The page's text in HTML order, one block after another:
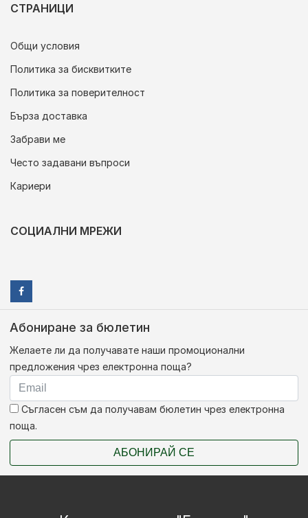
СТРАНИЦИ
Общи условия
Политика за бисквитките
Политика за поверителност
Бърза доставка
Забрави ме
Често задавани въпроси
Кариери
СОЦИАЛНИ МРЕЖИ
Абониране за бюлетин
Желаете ли да получавате наши промоционални
предложения чрез електронна поща?
Съгласен съм да получавам бюлетин чрез електронна
поща.
АБОНИРАЙ СЕ